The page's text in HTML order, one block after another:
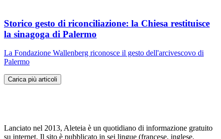
Storico gesto di riconciliazione: la Chiesa restituisce
la sinagoga di Palermo
La Fondazione Wallenberg riconosce il gesto dell'arcivescovo di
Palermo
Carica più articoli
Lanciato nel 2013, Aleteia è un quotidiano di informazione gratuito
su internet. Il sito è pubblicato in sei lingue (francese, inglese,